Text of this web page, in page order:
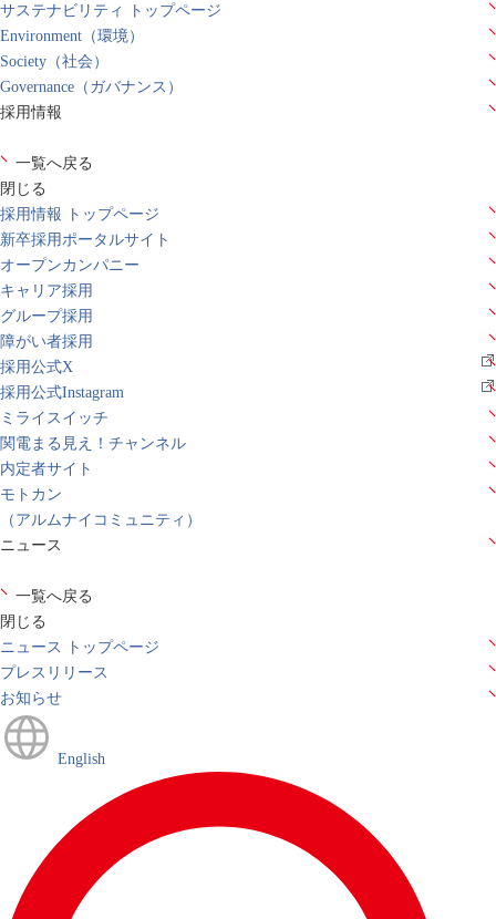
サステナビリティ トップページ
Environment（環境）
Society（社会）
Governance（ガバナンス）
採用情報
一覧へ戻る
閉じる
採用情報 トップページ
新卒採用ポータルサイト
オープンカンパニー
キャリア採用
グループ採用
障がい者採用
採用公式X
採用公式Instagram
ミライスイッチ
関電まる見え！チャンネル
内定者サイト
モトカン
（アルムナイコミュニティ）
ニュース
一覧へ戻る
閉じる
ニュース トップページ
プレスリリース
お知らせ
English